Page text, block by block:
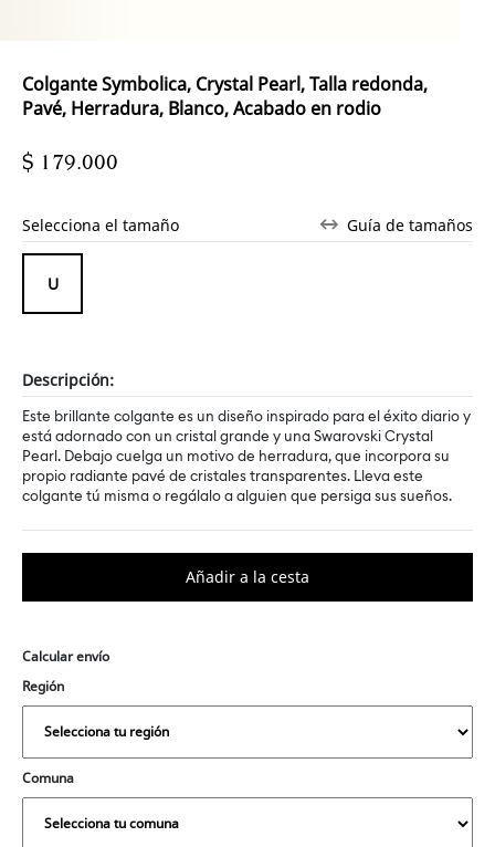
Colgante Symbolica, Crystal Pearl, Talla redonda,
Pavé, Herradura, Blanco, Acabado en rodio
$ 179.000
Selecciona el tamaño Guía de tamaños
Descripción:
Este brillante colgante es un diseño inspirado para el éxito diario y
está adornado con un cristal grande y una Swarovski Crystal
Pearl. Debajo cuelga un motivo de herradura, que incorpora su
propio radiante pavé de cristales transparentes. Lleva este
colgante tú misma o regálalo a alguien que persiga sus sueños.
Calcular envío
Región
Comuna